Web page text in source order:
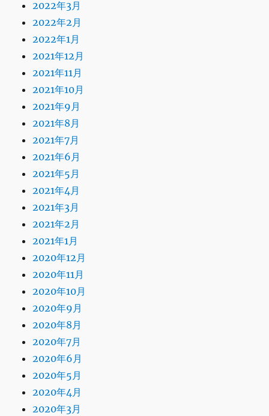
2022年3月
2022年2月
2022年1月
2021年12月
2021年11月
2021年10月
2021年9月
2021年8月
2021年7月
2021年6月
2021年5月
2021年4月
2021年3月
2021年2月
2021年1月
2020年12月
2020年11月
2020年10月
2020年9月
2020年8月
2020年7月
2020年6月
2020年5月
2020年4月
2020年3月